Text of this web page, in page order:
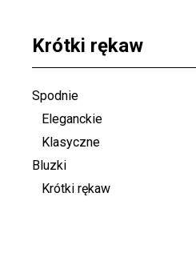
Krótki rękaw
Spodnie
Eleganckie
Klasyczne
Bluzki
Krótki rękaw